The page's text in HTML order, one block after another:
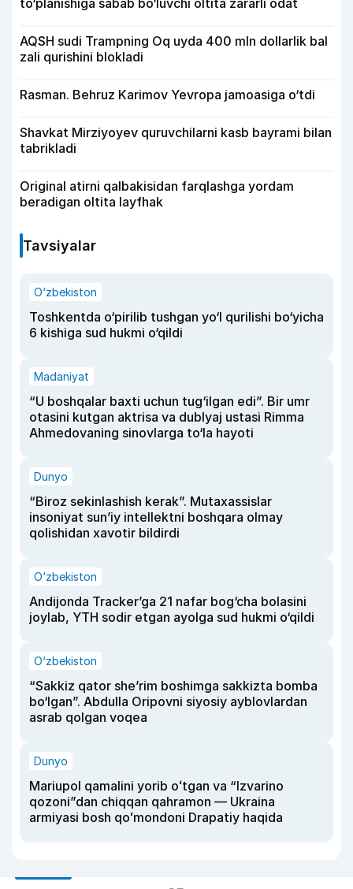
to‘planishiga sabab bo‘luvchi oltita zararli odat
AQSH sudi Trampning Oq uyda 400 mln dollarlik bal
zali qurishini blokladi
Rasman. Behruz Karimov Yevropa jamoasiga o‘tdi
Shavkat Mirziyoyev quruvchilarni kasb bayrami bilan
tabrikladi
Original atirni qalbakisidan farqlashga yordam
beradigan oltita layfhak
Tavsiyalar
O‘zbekiston
Toshkentda o‘pirilib tushgan yo‘l qurilishi bo‘yicha
6 kishiga sud hukmi o‘qildi
Madaniyat
“U boshqalar baxti uchun tug‘ilgan edi”. Bir umr
otasini kutgan aktrisa va dublyaj ustasi Rimma
Ahmedovaning sinovlarga to‘la hayoti
Dunyo
“Biroz sekinlashish kerak”. Mutaxassislar
insoniyat sun’iy intellektni boshqara olmay
qolishidan xavotir bildirdi
O‘zbekiston
Andijonda Tracker’ga 21 nafar bog‘cha bolasini
joylab, YTH sodir etgan ayolga sud hukmi o‘qildi
O‘zbekiston
“Sakkiz qator she’rim boshimga sakkizta bomba
bo‘lgan”. Abdulla Oripovni siyosiy ayblovlardan
asrab qolgan voqea
Dunyo
Mariupol qamalini yorib oʻtgan va “Izvarino
qozoni”dan chiqqan qahramon — Ukraina
armiyasi bosh qoʻmondoni Drapatiy haqida